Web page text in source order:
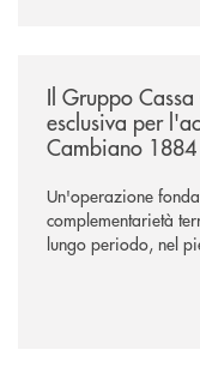
Il Gruppo
esclusiva per
Cambiano 1884
Un'operazione
complementarietà
lungo periodo, nel
negoziazione